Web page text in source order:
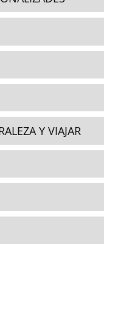
Y VIAJAR